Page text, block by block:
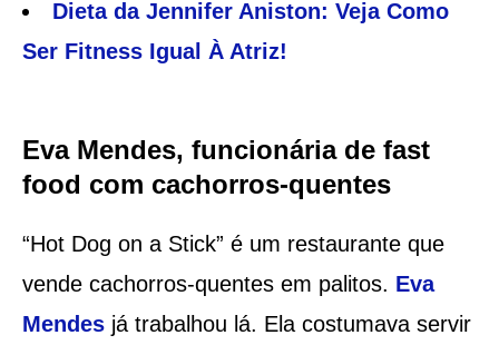
Dieta da Jennifer Aniston: Veja Como
Ser Fitness Igual À Atriz!
Eva Mendes, funcionária de fast
food com cachorros-quentes
“Hot Dog on a Stick” é um restaurante que
vende cachorros-quentes em palitos. Eva
Mendesjá trabalhou lá. Ela costumava servir